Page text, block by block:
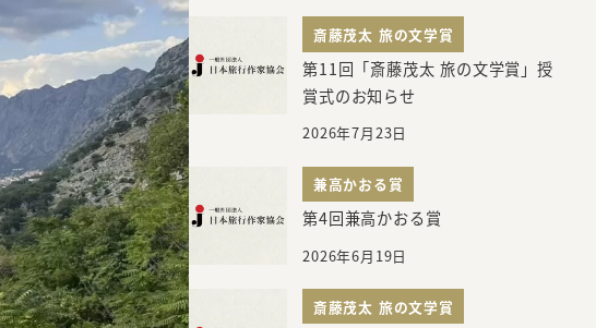
斎藤茂太 旅の文学賞
第11回「斎藤茂太 旅の文学賞」授
賞式のお知らせ
2026年7月23日
兼高かおる賞
第4回兼高かおる賞
2026年6月19日
斎藤茂太 旅の文学賞